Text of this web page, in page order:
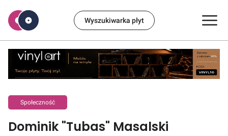
Wyszukiwarka płyt
Społeczność
Dominik "Tubas" Masalski